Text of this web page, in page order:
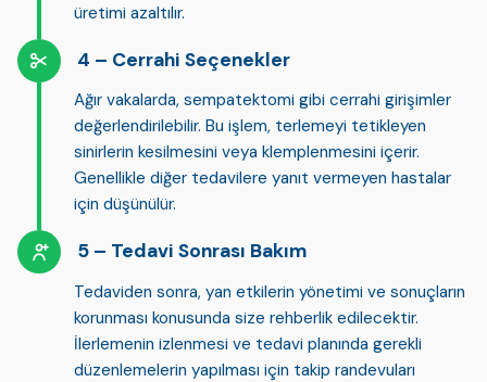
üretimi azaltılır.
Cerrahi Seçenekler
Ağır vakalarda, sempatektomi gibi cerrahi girişimler
değerlendirilebilir. Bu işlem, terlemeyi tetikleyen
sinirlerin kesilmesini veya klemplenmesini içerir.
Genellikle diğer tedavilere yanıt vermeyen hastalar
için düşünülür.
Tedavi Sonrası Bakım
Tedaviden sonra, yan etkilerin yönetimi ve sonuçların
korunması konusunda size rehberlik edilecektir.
İlerlemenin izlenmesi ve tedavi planında gerekli
düzenlemelerin yapılması için takip randevuları